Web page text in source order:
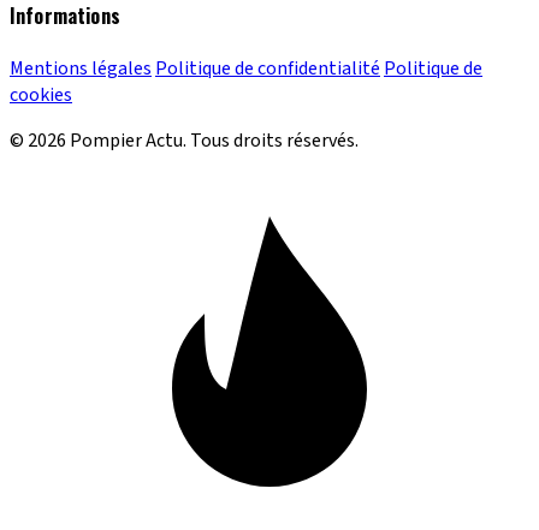
Informations
Mentions légales Politique de confidentialité Politique de
cookies
© 2026 Pompier Actu. Tous droits réservés.